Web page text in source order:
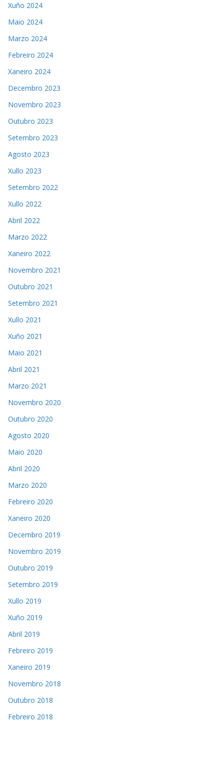
Xuño 2024
Maio 2024
Marzo 2024
Febreiro 2024
Xaneiro 2024
Decembro 2023
Novembro 2023
Outubro 2023
Setembro 2023
Agosto 2023
Xullo 2023
Setembro 2022
Xullo 2022
Abril 2022
Marzo 2022
Xaneiro 2022
Novembro 2021
Outubro 2021
Setembro 2021
Xullo 2021
Xuño 2021
Maio 2021
Abril 2021
Marzo 2021
Novembro 2020
Outubro 2020
Agosto 2020
Maio 2020
Abril 2020
Marzo 2020
Febreiro 2020
Xaneiro 2020
Decembro 2019
Novembro 2019
Outubro 2019
Setembro 2019
Xullo 2019
Xuño 2019
Abril 2019
Febreiro 2019
Xaneiro 2019
Novembro 2018
Outubro 2018
Febreiro 2018